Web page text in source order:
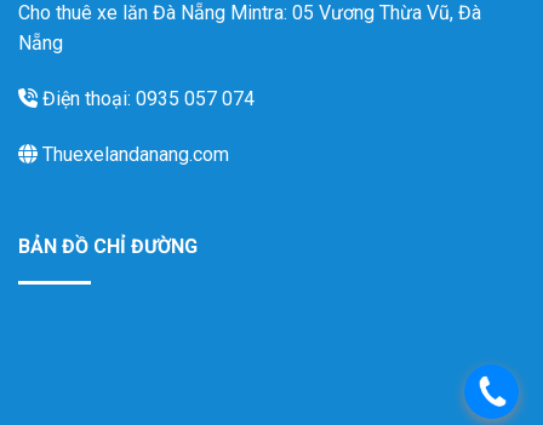
Cho thuê xe lăn Đà Nẵng Mintra: 05 Vương Thừa Vũ, Đà
Nẵng
Điện thoại: 0935 057 074
Thuexelandanang.com
BẢN ĐỒ CHỈ ĐƯỜNG
.